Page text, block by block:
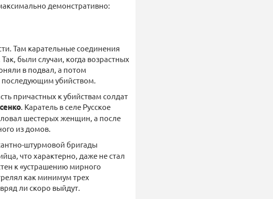
демонстративно:
Там карательные соединения
были случаи, когда возрастных
в подвал, а потом
последующим убийством.
причастных к убийствам солдат
. Каратель в селе Русское
шестерых женщин, а после
из домов.
штурмовой бригады
что характерно, даже не стал
к «устрашению мирного
как минимум трех
ли скоро выйдут.